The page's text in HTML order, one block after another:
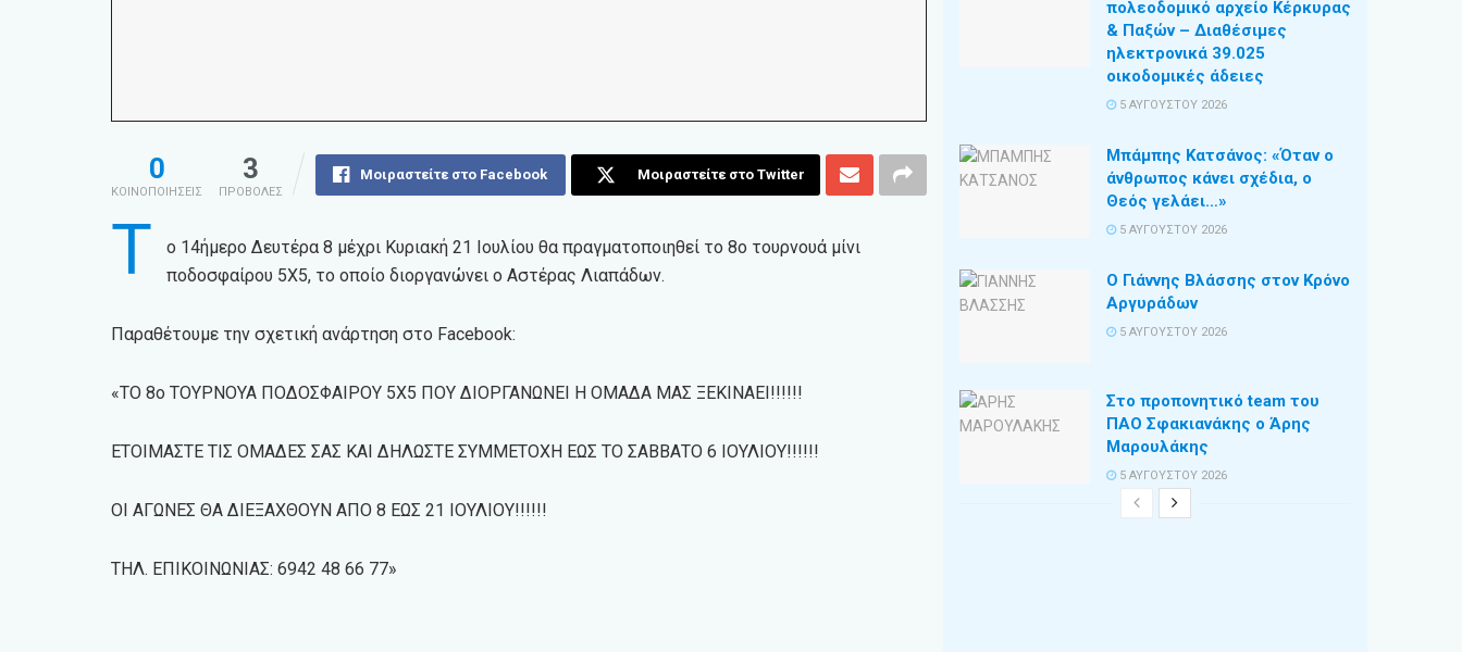
0
ΚΟΙΝΟΠΟΙΗΣΕΙΣ
3
ΠΡΟΒΟΛΕΣ
Μοιραστείτε στο Facebook Μοιραστείτε στο Twitter
Τ
ο 14ήμερο Δευτέρα 8 μέχρι Κυριακή 21 Ιουλίου θα πραγματοποιηθεί το 8ο τουρνουά μίνι
ποδοσφαίρου 5Χ5, το οποίο διοργανώνει ο Αστέρας Λιαπάδων.
Παραθέτουμε την σχετική ανάρτηση στο Facebook:
«ΤΟ 8ο ΤΟΥΡΝΟΥΑ ΠΟΔΟΣΦΑΙΡΟΥ 5Χ5 ΠΟΥ ΔΙΟΡΓΑΝΩΝΕΙ Η ΟΜΑΔΑ ΜΑΣ ΞΕΚΙΝΑΕΙ!!!!!!
ΕΤΟΙΜΑΣΤΕ ΤΙΣ ΟΜΑΔΕΣ ΣΑΣ ΚΑΙ ΔΗΛΩΣΤΕ ΣΥΜΜΕΤΟΧΗ ΕΩΣ ΤΟ ΣΑΒΒΑΤΟ 6 ΙΟΥΛΙΟΥ!!!!!!
ΟΙ ΑΓΩΝΕΣ ΘΑ ΔΙΕΞΑΧΘΟΥΝ ΑΠΟ 8 ΕΩΣ 21 ΙΟΥΛΙΟΥ!!!!!!
ΤΗΛ. ΕΠΙΚΟΙΝΩΝΙΑΣ: 6942 48 66 77»
πολεοδομικό αρχείο Κέρκυρας
& Παξών – Διαθέσιμες
ηλεκτρονικά 39.025
οικοδομικές άδειες
5 ΑΥΓΟΎΣΤΟΥ 2026
Μπάμπης Κατσάνος: «Όταν ο
άνθρωπος κάνει σχέδια, ο
Θεός γελάει…»
5 ΑΥΓΟΎΣΤΟΥ 2026
Ο Γιάννης Βλάσσης στον Κρόνο
Αργυράδων
5 ΑΥΓΟΎΣΤΟΥ 2026
Στο προπονητικό team του
ΠΑΟ Σφακιανάκης ο Άρης
Μαρουλάκης
5 ΑΥΓΟΎΣΤΟΥ 2026